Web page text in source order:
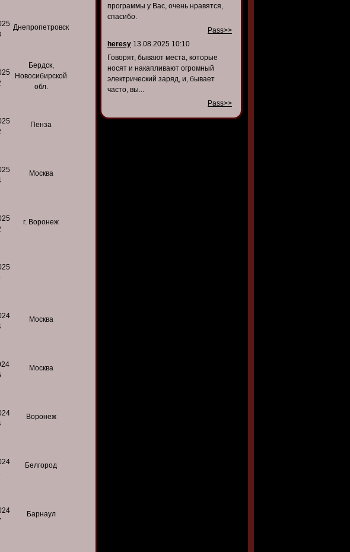
Днепропетровск
Бердск,
Новосибирской
обл.
Пенза
Москва
г. Воронеж
Москва
Москва
Воронеж
Белгород
Барнаул
программы у Вас, очень нравятся,
спасибо.
Pass>>
heresy 13.08.2025 10:10
Говорят, бывают места, которые
носят и накапливают огромный
электрический заряд, и, бывает
часто, вы...
Pass>>